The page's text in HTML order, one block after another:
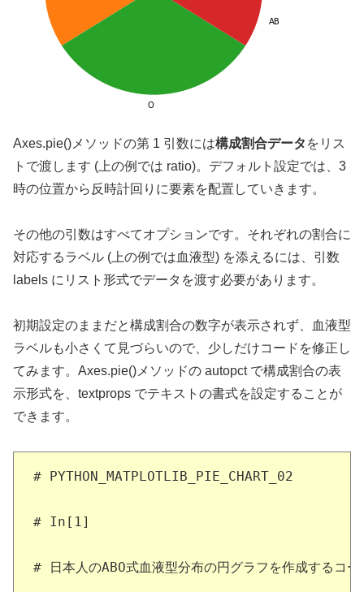
Axes.pie()メソッドの第 1 引数には構成割合データ をリス
トで渡します (上の例では ratio)。デフォルト設定では、3
時の位置から反時計回りに要素を配置していきます。
その他の引数はすべてオプションです。それぞれの割合に
対応するラベル (上の例では血液型) を添えるには、引数
labels にリスト形式でデータを渡す必要があります。
初期設定のままだと構成割合の数字が表示されず、血液型
ラベルも小さくて見づらいので、少しだけコードを修正し
てみます。Axes.pie()メソッドの autopct で構成割合の表
示形式を、textprops でテキストの書式を設定することが
できます。
# PYTHON_MATPLOTLIB_PIE_CHART_02
# In[1]
# 日本人のABO式血液型分布の円グラフを作成するコー